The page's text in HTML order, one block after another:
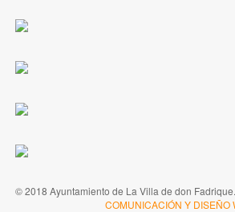
© 2018 Ayuntamiento de La Villa de don
COMUNICACIÓN Y DISEÑO